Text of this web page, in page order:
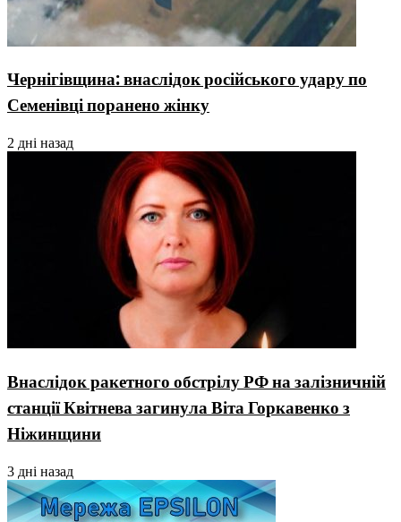
Чернігівщина: внаслідок російського удару по
Семенівці поранено жінку
2 дні назад
Внаслідок ракетного обстрілу РФ на залізничній
станції Квітнева загинула Віта Горкавенко з
Ніжинщини
3 дні назад